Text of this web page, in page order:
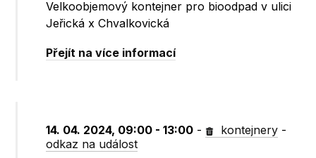
Velkoobjemový kontejner pro bioodpad v ulici
Jeřická x Chvalkovická
Přejít na více informací
14. 04. 2024, 09:00 - 13:00 - kontejnery -
odkaz na událost